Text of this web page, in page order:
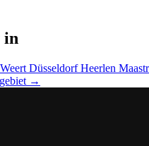
in
Weert DüsseldorfHeerlen
→